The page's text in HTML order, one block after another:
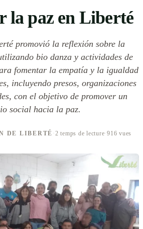
la paz en Liberté
promovió la reflexión sobre la
bio danza y actividades de
fomentar la empatía y la igualdad
incluyendo presos, organizaciones
con el objetivo de promover un
social hacia la paz.
DE LIBERTÉ ·2 temps de lecture·916 vues